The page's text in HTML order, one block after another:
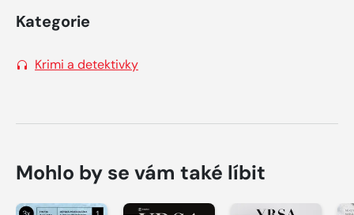
Kategorie
Krimi a detektivky
Mohlo by se vám také líbit